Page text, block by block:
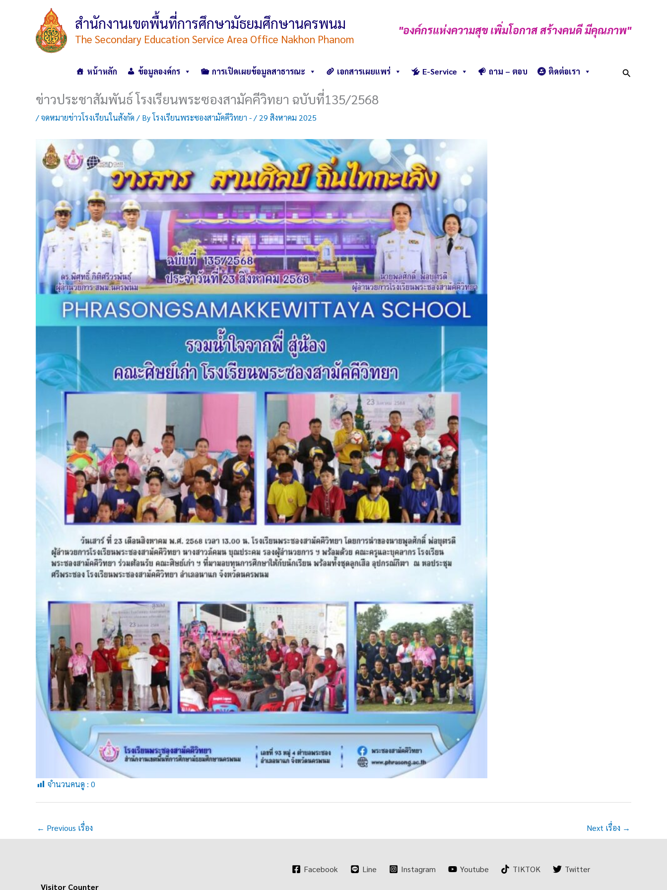
สำนักงานเขตพื้นที่การศึกษามัธยมศึกษานครพนม
The Secondary Education Service Area Office Nakhon Phanom
"องค์กรแห่งความสุข เพิ่มโอกาส สร้างคนดี มีคุณภาพ"
หน้าหลัก ข้อมูลองค์กร การเปิดเผยข้อมูลสาธารณะ เอกสารเผยแพร่ E-Service ถาม – ตอบ ติดต่อเรา Search
ข่าวประชาสัมพันธ์ โรงเรียนพระซองสามัคคีวิทยา ฉบับที่135/2568
/จดหมายข่าวโรงเรียนในสังกัด / Byโรงเรียนพระซองสามัคคีวิทยา -/29 สิงหาคม 2025
จำนวนคนดู : 0
← Previous เรื่อง Next เรื่อง →
Visitor Counter
Facebook Line Instagram Youtube TIKTOK Twitter